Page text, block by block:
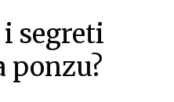
segreti
ponzu?